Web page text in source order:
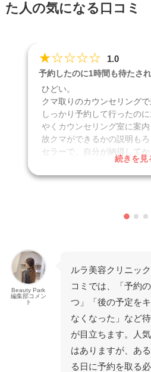
た人の気になる口コミ
★☆☆☆☆ 1.0
予約したのに1時間も待たさ
ひどい。
クマ取りのカウンセリングで
しっかり予約して行ったの
やくカウンセリング室に案
故クマができるかの説明も
セラーで、自分が納得して
で先生と話したい、と伝え
中なので難しいとのことで
ルラ美容クリニック
続きを見
Beauty Park
編集部コメン
ト
ルラ美容クリニッ
コミでは、「予約
つ」「後の予定を
なくなった」など
が目立ちます。人
はありますが、あ
る日に予約を取る